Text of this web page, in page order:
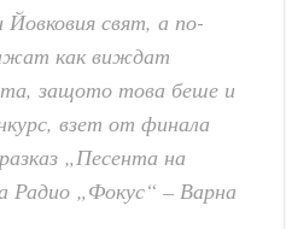
свят, а по-
как виждат
защото това беше и
взет от финала
„Песента на
Радио „Фокус“ – Варна